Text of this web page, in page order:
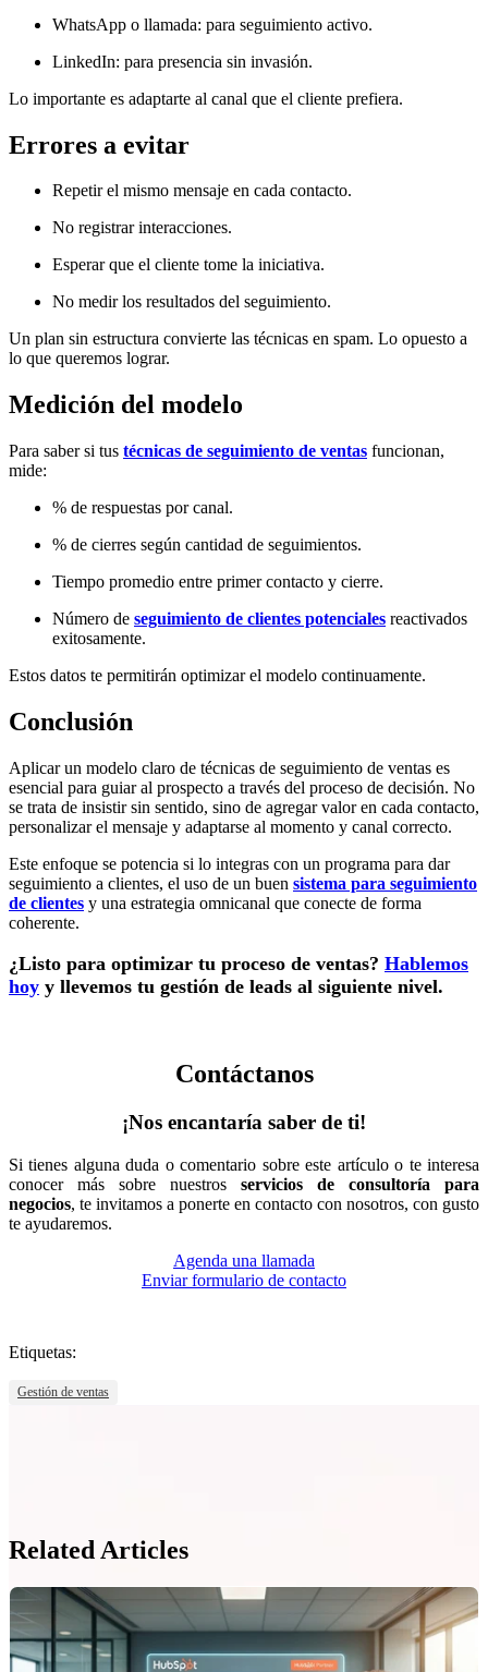
WhatsApp o llamada: para seguimiento activo.
LinkedIn: para presencia sin invasión.
Lo importante es adaptarte al canal que el cliente prefiera.
Errores a evitar
Repetir el mismo mensaje en cada contacto.
No registrar interacciones.
Esperar que el cliente tome la iniciativa.
No medir los resultados del seguimiento.
Un plan sin estructura convierte las técnicas en spam. Lo opuesto a
lo que queremos lograr.
Medición del modelo
Para saber si tus técnicas de seguimiento de ventas funcionan,
mide:
% de respuestas por canal.
% de cierres según cantidad de seguimientos.
Tiempo promedio entre primer contacto y cierre.
Número de seguimiento de clientes potenciales reactivados
exitosamente.
Estos datos te permitirán optimizar el modelo continuamente.
Conclusión
Aplicar un modelo claro de técnicas de seguimiento de ventas es
esencial para guiar al prospecto a través del proceso de decisión. No
se trata de insistir sin sentido, sino de agregar valor en cada contacto,
personalizar el mensaje y adaptarse al momento y canal correcto.
Este enfoque se potencia si lo integras con un programa para dar
seguimiento a clientes, el uso de un buen sistema para seguimiento
de clientes y una estrategia omnicanal que conecte de forma
coherente.
¿Listo para optimizar tu proceso de ventas? Hablemos
hoy y llevemos tu gestión de leads al siguiente nivel.
Contáctanos
¡Nos encantaría saber de ti!
Si tienes alguna duda o comentario sobre este artículo o te interesa
conocer más sobre nuestros servicios de consultoría para
negocios, te invitamos a ponerte en contacto con nosotros, con gusto
te ayudaremos.
Agenda una llamada
Enviar formulario de contacto
Etiquetas:
Gestión de ventas
Related Articles